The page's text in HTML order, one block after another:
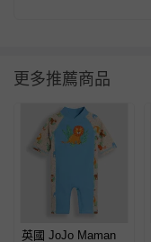
更多推薦商品
英國 JoJo Maman